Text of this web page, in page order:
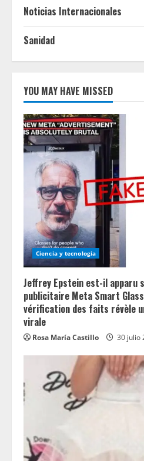
Noticias Internacionales
Sanidad
YOU MAY HAVE MISSED
Ciencia y tecnologia
Jeffrey Epstein est-il apparu
publicitaire Meta Smart
vérification des faits révèle
virale
Rosa María Castillo 30 julio